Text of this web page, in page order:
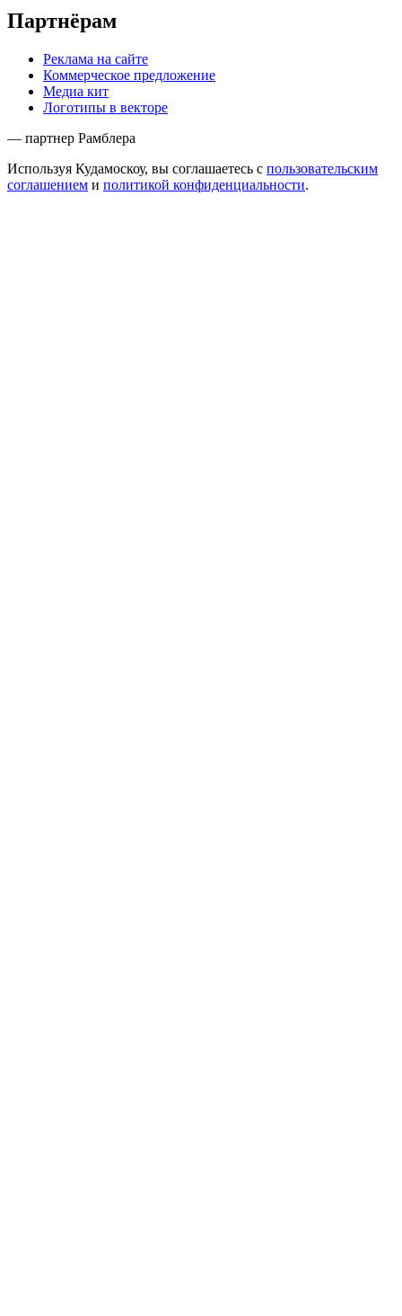
Партнёрам
Реклама на сайте
Коммерческое предложение
Медиа кит
Логотипы в векторе
— партнер Рамблера
Используя Кудамоскоу, вы соглашаетесь с пользовательским
соглашением и политикой конфиденциальности.